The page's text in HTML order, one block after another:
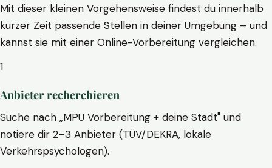
Mit dieser kleinen Vorgehensweise findest du innerhalb
kurzer Zeit passende Stellen in deiner Umgebung – und
kannst sie mit einer Online-Vorbereitung vergleichen.
1
Anbieter recherchieren
Suche nach „MPU Vorbereitung + deine Stadt" und
notiere dir 2–3 Anbieter (TÜV/DEKRA, lokale
Verkehrspsychologen).